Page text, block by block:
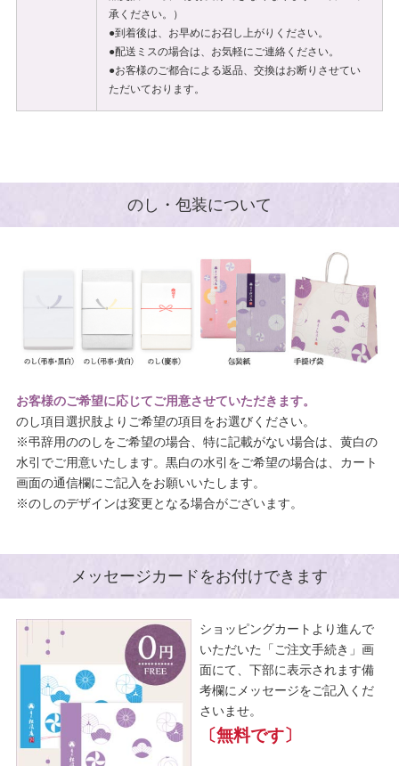
承ください。）
●到着後は、お早めにお召し上がりください。
●配送ミスの場合は、お気軽にご連絡ください。
●お客様のご都合による返品、交換はお断りさせてい
ただいております。
のし・包装について
お客様のご希望に応じてご用意させていただきます。
のし項目選択肢よりご希望の項目をお選びください。
※弔辞用ののしをご希望の場合、特に記載がない場合は、黄白の
水引でご用意いたします。黒白の水引をご希望の場合は、カート
画面の通信欄にご記入をお願いいたします。
※のしのデザインは変更となる場合がございます。
メッセージカードをお付けできます
ショッピングカートより進んで
いただいた「ご注文手続き」画
面にて、下部に表示されます備
考欄にメッセージをご記入くだ
さいませ。
〔無料です〕